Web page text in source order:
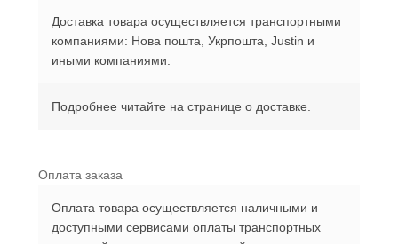
Доставка товара осуществляется транспортными
компаниями: Нова пошта, Укрпошта, Justin и
иными компаниями.
Подробнее читайте на странице о доставке.
Оплата заказа
Оплата товара осуществляется наличными и
доступными сервисами оплаты транспортных